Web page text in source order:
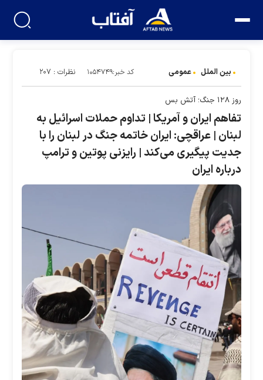
بین الملل عمومی کد خبر:۱۰۵۴۷۴۹ نظرات : ۲۰۷
روز ۱۲۸ جنگ؛ آتش بس
تفاهم ایران و آمریکا | تداوم حملات اسرائیل به
لبنان | عراقچی: ایران خاتمه جنگ در لبنان را با
جدیت پیگیری می‌کند | رایزنی پوتین و ترامپ
درباره ایران